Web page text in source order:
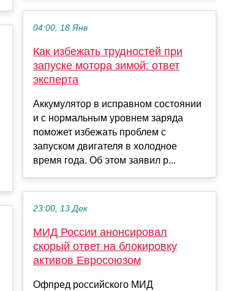
04:00, 18 Янв
Как избежать трудностей при
запуске мотора зимой: ответ
эксперта
Аккумулятор в исправном состоянии
и с нормальным уровнем заряда
поможет избежать проблем с
запуском двигателя в холодное
время года. Об этом заявил р...
23:00, 13 Дек
МИД России анонсировал
скорый ответ на блокировку
активов Евросоюзом
Офпред российского МИД